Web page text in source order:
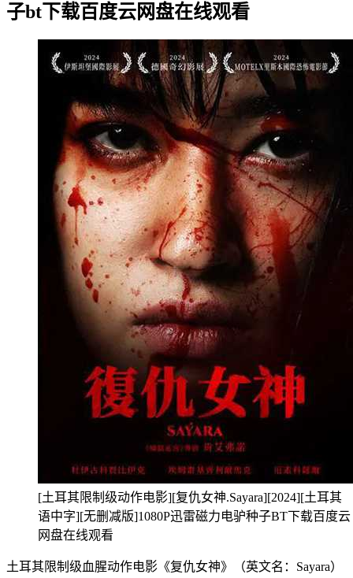
子bt下载百度云网盘在线观看
[土耳其限制级动作电影][复仇女神.Sayara][2024][土耳其
语中字][无删减版]1080P迅雷磁力电驴种子BT下载百度云
网盘在线观看
土耳其限制级血腥动作电影《复仇女神》（英文名：Sayara）